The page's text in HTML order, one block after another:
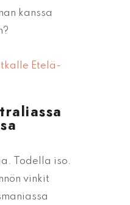
kanssa
Etelä-
Todella iso.
vinkit